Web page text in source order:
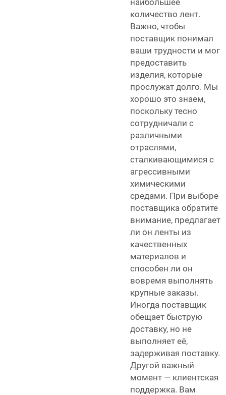
количество лент.
Важно, чтобы
поставщик понимал
ваши трудности и мог
предоставить
изделия, которые
прослужат долго. Мы
хорошо это знаем,
поскольку тесно
сотрудничали с
различными
отраслями,
сталкивающимися с
агрессивными
химическими
средами. При выборе
поставщика обратите
внимание, предлагает
ли он ленты из
качественных
материалов и
способен ли он
вовремя выполнять
крупные заказы.
Иногда поставщик
обещает быструю
доставку, но не
выполняет её,
задерживая поставку.
Другой важный
момент — клиентская
поддержка. Вам